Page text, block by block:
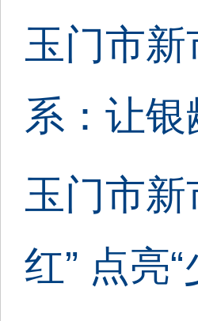
玉门市新
系：让银
玉门市
红” 点亮